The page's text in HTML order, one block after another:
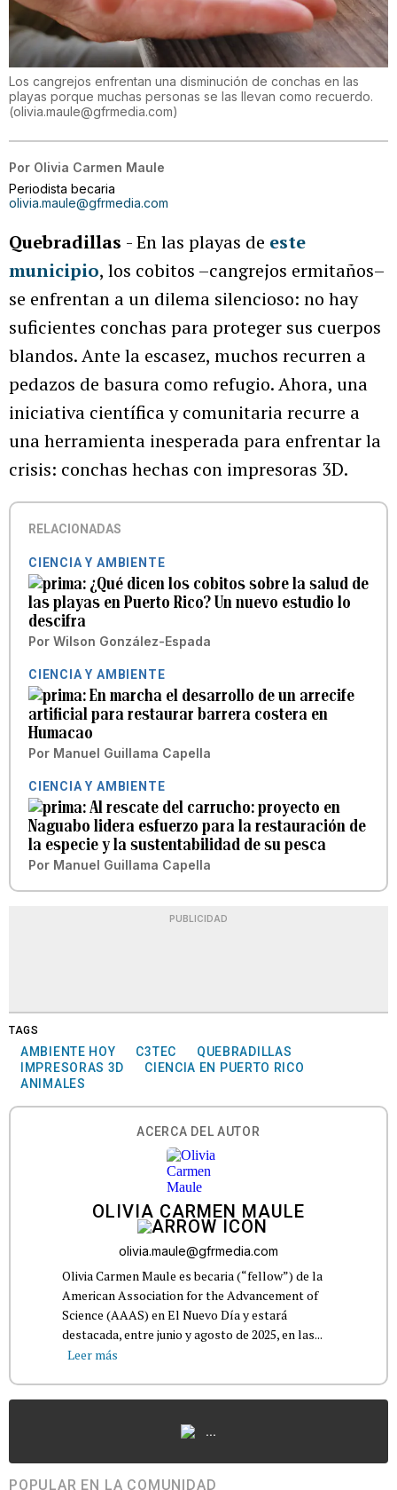
Los cangrejos enfrentan una disminución de conchas en las
playas porque muchas personas se las llevan como recuerdo.
(olivia.maule@gfrmedia.com)
Por Olivia Carmen Maule
Periodista becaria
olivia.maule@gfrmedia.com
Quebradillas - En las playas de este
municipio, los cobitos –cangrejos ermitaños–
se enfrentan a un dilema silencioso: no hay
suficientes conchas para proteger sus cuerpos
blandos. Ante la escasez, muchos recurren a
pedazos de basura como refugio. Ahora, una
iniciativa científica y comunitaria recurre a
una herramienta inesperada para enfrentar la
crisis: conchas hechas con impresoras 3D.
RELACIONADAS
CIENCIA Y AMBIENTE
¿Qué dicen los cobitos sobre la salud de
las playas en Puerto Rico? Un nuevo estudio lo
descifra
Por Wilson González-Espada
CIENCIA Y AMBIENTE
En marcha el desarrollo de un arrecife
artificial para restaurar barrera costera en
Humacao
Por Manuel Guillama Capella
CIENCIA Y AMBIENTE
Al rescate del carrucho: proyecto en
Naguabo lidera esfuerzo para la restauración de
la especie y la sustentabilidad de su pesca
Por Manuel Guillama Capella
PUBLICIDAD
TAGS
AMBIENTE HOY C3TEC
QUEBRADILLAS
IMPRESORAS 3D
CIENCIA EN PUERTO RICO
ANIMALES
ACERCA DEL AUTOR
OLIVIA CARMEN MAULE
olivia.maule@gfrmedia.com
Olivia Carmen Maule es becaria (“fellow”) de la
American Association for the Advancement of
Science (AAAS) en El Nuevo Día y estará
destacada, entre junio y agosto de 2025, en las...
Leer más
...
POPULAR EN LA COMUNIDAD